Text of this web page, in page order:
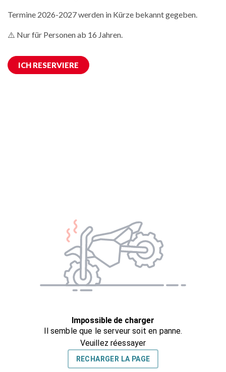
Termine 2026-2027 werden in Kürze bekannt gegeben.
⚠️ Nur für Personen ab 16 Jahren.
ICH RESERVIERE